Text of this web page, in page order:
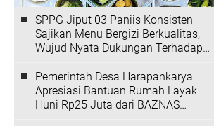
SPPG Jiput 03 Paniis Konsisten
Sajikan Menu Bergizi Berkualitas,
Wujud Nyata Dukungan Terhadap
Pemerintah Desa Harapankarya
Apresiasi Bantuan Rumah Layak
Huni Rp25 Juta dari BAZNAS